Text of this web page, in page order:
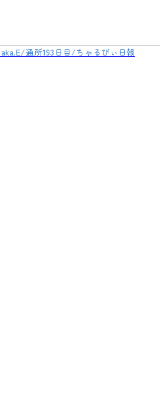
通所193日目/ちゃるびぃ日報